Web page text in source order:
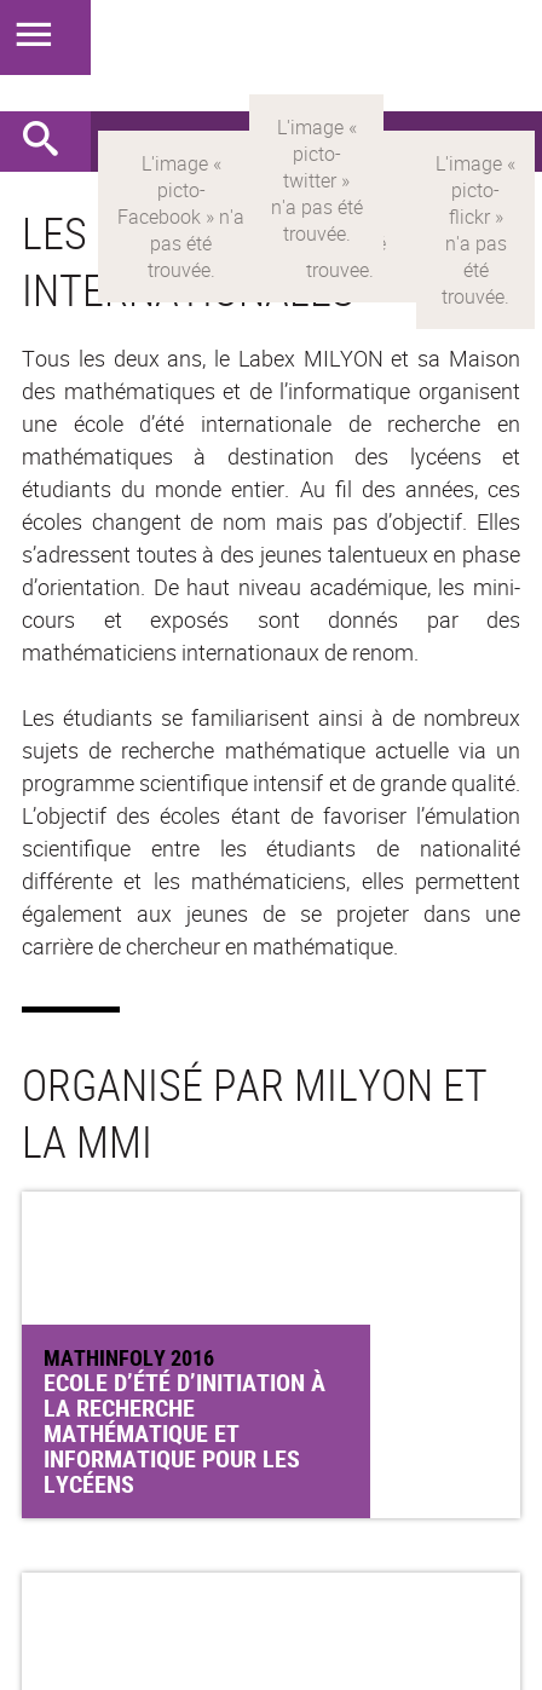
LES ÉCOLES D’ÉTÉ
INTERNATIONALES
Tous les deux ans, le Labex MILYON et sa Maison
des mathématiques et de l’informatique organisent
une école d’été internationale de recherche en
mathématiques à destination des lycéens et
étudiants du monde entier. Au fil des années, ces
écoles changent de nom mais pas d’objectif. Elles
s’adressent toutes à des jeunes talentueux en phase
d’orientation. De haut niveau académique, les mini-
cours et exposés sont donnés par des
mathématiciens internationaux de renom.
Les étudiants se familiarisent ainsi à de nombreux
sujets de recherche mathématique actuelle via un
programme scientifique intensif et de grande qualité.
L’objectif des écoles étant de favoriser l’émulation
scientifique entre les étudiants de nationalité
différente et les mathématiciens, elles permettent
également aux jeunes de se projeter dans une
carrière de chercheur en mathématique.
ORGANISÉ PAR MILYON ET
LA MMI
MATHINFOLY 2016
ECOLE D’ÉTÉ D’INITIATION À
LA RECHERCHE
MATHÉMATIQUE ET
INFORMATIQUE POUR LES
LYCÉENS